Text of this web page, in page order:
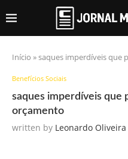
Início »saques imperdíveis que
Benefícios Sociais
saques imperdíveis que
orçamento
written by Leonardo Oliveira